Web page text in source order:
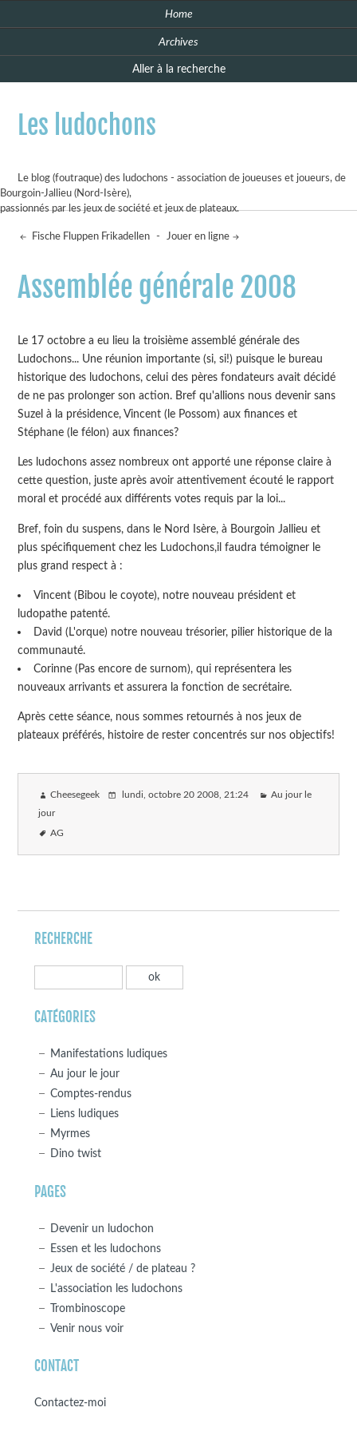
Home
Archives
Aller à la recherche
Les ludochons
Le blog (foutraque) des ludochons - association de joueuses et joueurs, de
Bourgoin-Jallieu (Nord-Isère),
passionnés par les jeux de société et jeux de plateaux.
Fische Fluppen Frikadellen - Jouer en ligne
Assemblée générale 2008
Le 17 octobre a eu lieu la troisième assemblé générale des
Ludochons... Une réunion importante (si, si!) puisque le bureau
historique des ludochons, celui des pères fondateurs avait décidé
de ne pas prolonger son action. Bref qu'allions nous devenir sans
Suzel à la présidence, Vincent (le Possom) aux finances et
Stéphane (le félon) aux finances?
Les ludochons assez nombreux ont apporté une réponse claire à
cette question, juste après avoir attentivement écouté le rapport
moral et procédé aux différents votes requis par la loi...
Bref, foin du suspens, dans le Nord Isère, à Bourgoin Jallieu et
plus spécifiquement chez les Ludochons,il faudra témoigner le
plus grand respect à :
Vincent (Bibou le coyote), notre nouveau président et
ludopathe patenté.
David (L'orque) notre nouveau trésorier, pilier historique de la
communauté.
Corinne (Pas encore de surnom), qui représentera les
nouveaux arrivants et assurera la fonction de secrétaire.
Après cette séance, nous sommes retournés à nos jeux de
plateaux préférés, histoire de rester concentrés sur nos objectifs!
Cheesegeek lundi, octobre 20 2008, 21:24 Au jour le
jour
AG
RECHERCHE
CATÉGORIES
Manifestations ludiques
Au jour le jour
Comptes-rendus
Liens ludiques
Myrmes
Dino twist
PAGES
Devenir un ludochon
Essen et les ludochons
Jeux de société / de plateau ?
L'association les ludochons
Trombinoscope
Venir nous voir
CONTACT
Contactez-moi